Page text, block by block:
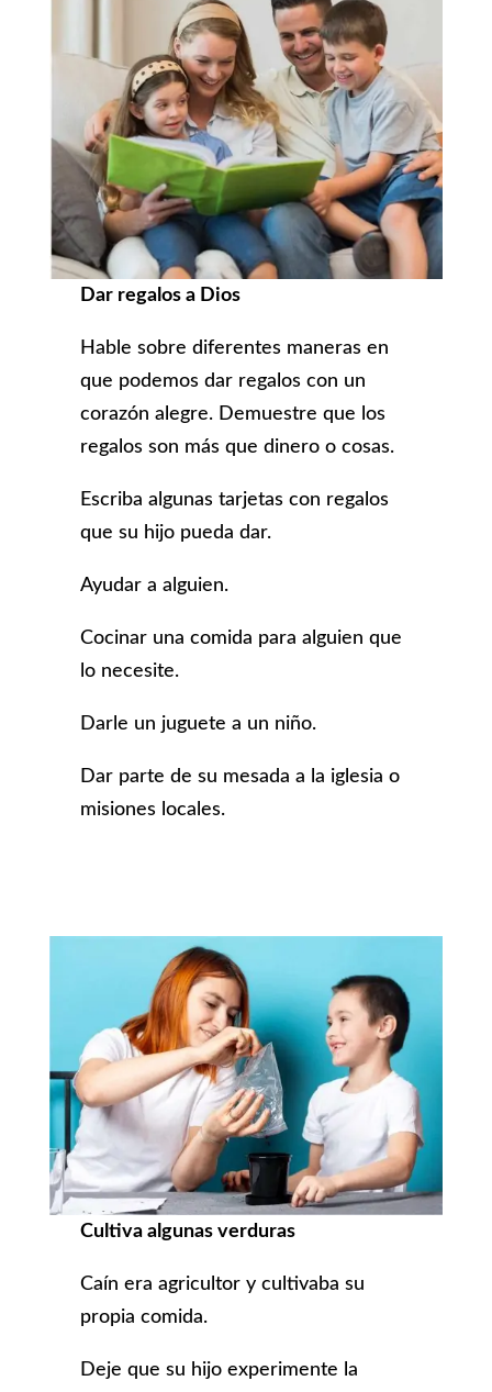
Dar regalos a Dios
Hable sobre diferentes maneras en
que podemos dar regalos con un
corazón alegre. Demuestre que los
regalos son más que dinero o cosas.
Escriba algunas tarjetas con regalos
que su hijo pueda dar.
Ayudar a alguien.
Cocinar una comida para alguien que
lo necesite.
Darle un juguete a un niño.
Dar parte de su mesada a la iglesia o
misiones locales.
Cultiva algunas verduras
Caín era agricultor y cultivaba su
propia comida.
Deje que su hijo experimente la